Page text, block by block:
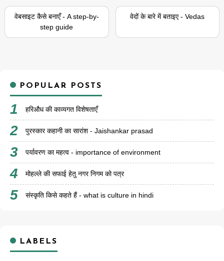
वेबसाइट कैसे बनाएँ - A step-by-
step guide
वेदों के बारे में बताइए - Vedas
POPULAR POSTS
हरिऔध की काव्यगत विशेषताएँ
पुरस्कार कहानी का सारांश - Jaishankar prasad
पर्यावरण का महत्व - importance of environment
मोहल्ले की सफाई हेतु नगर निगम को पत्र
संस्कृति किसे कहते हैं - what is culture in hindi
LABELS